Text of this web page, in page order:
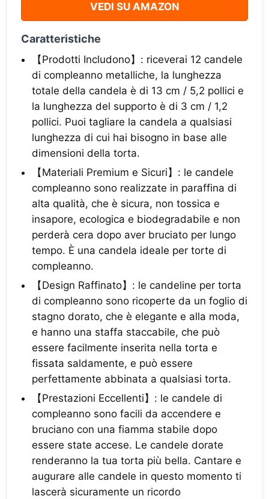
VEDI SU AMAZON
Caratteristiche
【Prodotti Includono】: riceverai 12 candele
di compleanno metalliche, la lunghezza
totale della candela è di 13 cm / 5,2 pollici e
la lunghezza del supporto è di 3 cm / 1,2
pollici. Puoi tagliare la candela a qualsiasi
lunghezza di cui hai bisogno in base alle
dimensioni della torta.
【Materiali Premium e Sicuri】: le candele
compleanno sono realizzate in paraffina di
alta qualità, che è sicura, non tossica e
insapore, ecologica e biodegradabile e non
perderà cera dopo aver bruciato per lungo
tempo. È una candela ideale per torte di
compleanno.
【Design Raffinato】: le candeline per torta
di compleanno sono ricoperte da un foglio di
stagno dorato, che è elegante e alla moda,
e hanno una staffa staccabile, che può
essere facilmente inserita nella torta e
fissata saldamente, e può essere
perfettamente abbinata a qualsiasi torta.
【Prestazioni Eccellenti】: le candele di
compleanno sono facili da accendere e
bruciano con una fiamma stabile dopo
essere state accese. Le candele dorate
renderanno la tua torta più bella. Cantare e
augurare alle candele in questo momento ti
lascerà sicuramente un ricordo